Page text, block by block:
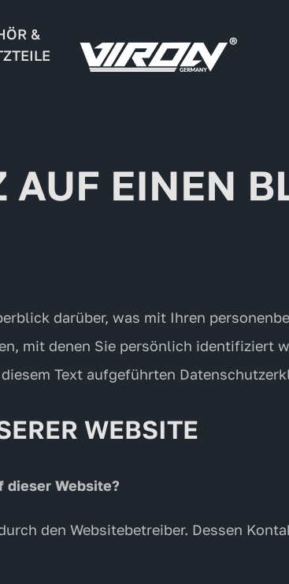
&
AUF EINEN
darüber, was mit Ihren
mit denen Sie persönlich identifiziert
Text aufgeführten
WEBSITE
dieser Website?
den Websitebetreiber. Dessen